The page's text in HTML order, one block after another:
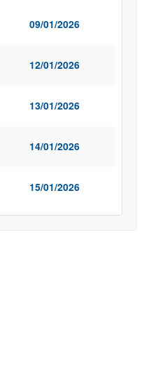
09/01/2026
12/01/2026
13/01/2026
14/01/2026
15/01/2026